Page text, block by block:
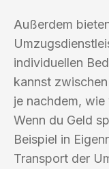
Außerdem
individuellen
kannst
je nachdem,
Wenn du Geld
Beispiel in
Transport der